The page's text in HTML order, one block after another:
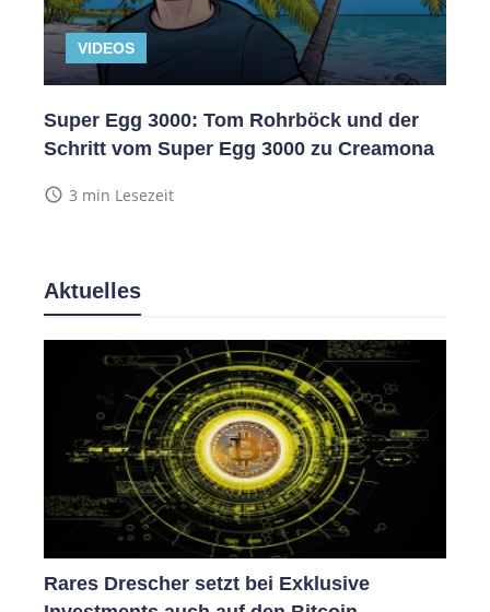
VIDEOS
Super Egg 3000: Tom Rohrböck und der
Schritt vom Super Egg 3000 zu Creamona
access_time 3 min Lesezeit
Aktuelles
Rares Drescher setzt bei Exklusive